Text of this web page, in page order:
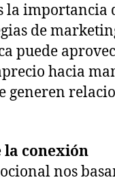
la importancia
de
puede
hacia
generen
la conexión
nos